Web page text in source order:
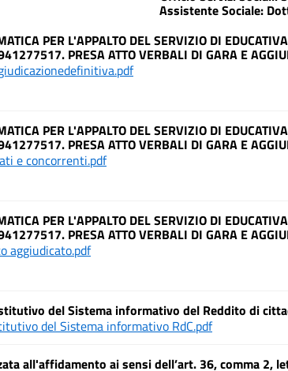
Assistente Sociale:
PER L'APPALTO DEL SERVIZIO DI
PRESA ATTO VERBALI DI GARA E
PER L'APPALTO DEL SERVIZIO DI
PRESA ATTO VERBALI DI GARA E
e concorrenti.pdf
PER L'APPALTO DEL SERVIZIO DI
PRESA ATTO VERBALI DI GARA E
aggiudicato.pdf
del Sistema informativo del Reddito di
del Sistema informativo RdC.pdf
all'affidamento ai sensi dell’art. 36, comma 2,